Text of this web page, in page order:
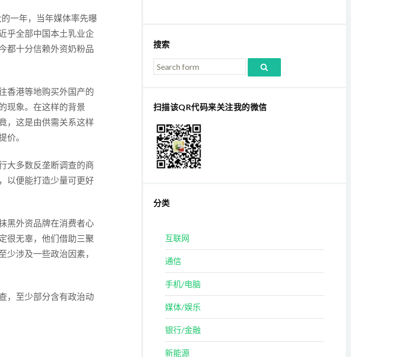
一年，当年媒体率先曝
乎全部中国本土乳业企
都十分信赖外资奶粉品
香港等地购买外国产的
现象。在这样的背景
，这是由供需关系这样
价。
大多数反垄断调查的商
以便能打造少量可更好
黑外资品牌在消费者心
很无辜，他们借助三聚
涉及一些政治因素，
，至少部分含有政治动
搜索
扫描该QR代码来关注我的微信
分类
互联网
通信
手机/电脑
媒体/娱乐
银行/金融
新能源